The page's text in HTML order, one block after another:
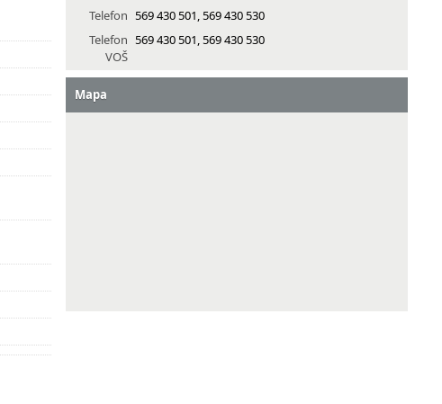
Telefon 569 430 501, 569 430 530
Telefon
VOŠ
569 430 501, 569 430 530
Mapa